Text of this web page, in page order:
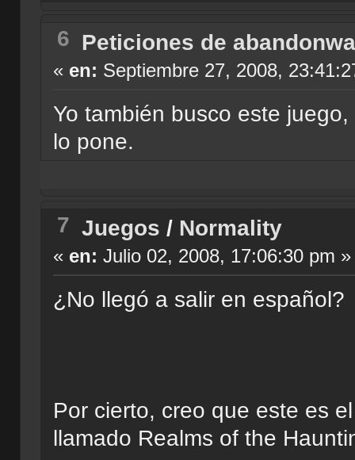
6 Peticiones de
« en: Septiembre 27, 2008,
Yo también busco este
lo pone.
7 Juegos / Normality
« en: Julio 02, 2008, 17:06:30 pm »
¿No llegó a salir en español?
Por cierto, creo que este es
llamado Realms of the